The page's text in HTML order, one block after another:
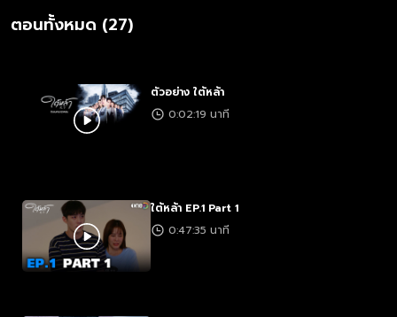
ตอนทั้งหมด (27)
ตัวอย่าง ใต้หล้า
0:02:19 นาที
ใต้หล้า EP.1 Part 1
0:47:35 นาที